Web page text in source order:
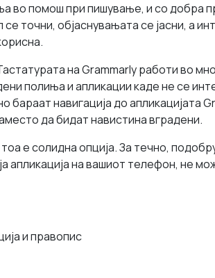
во помош при пишување, и со добра
точни, објаснувањата се јасни, а
на Grammarly работи во
полиња и апликации каде не се
бараат навигација до апликацијата
да бидат навистина вградени.
е солидна опција. За течно,
апликација на вашиот телефон, не
и правопис